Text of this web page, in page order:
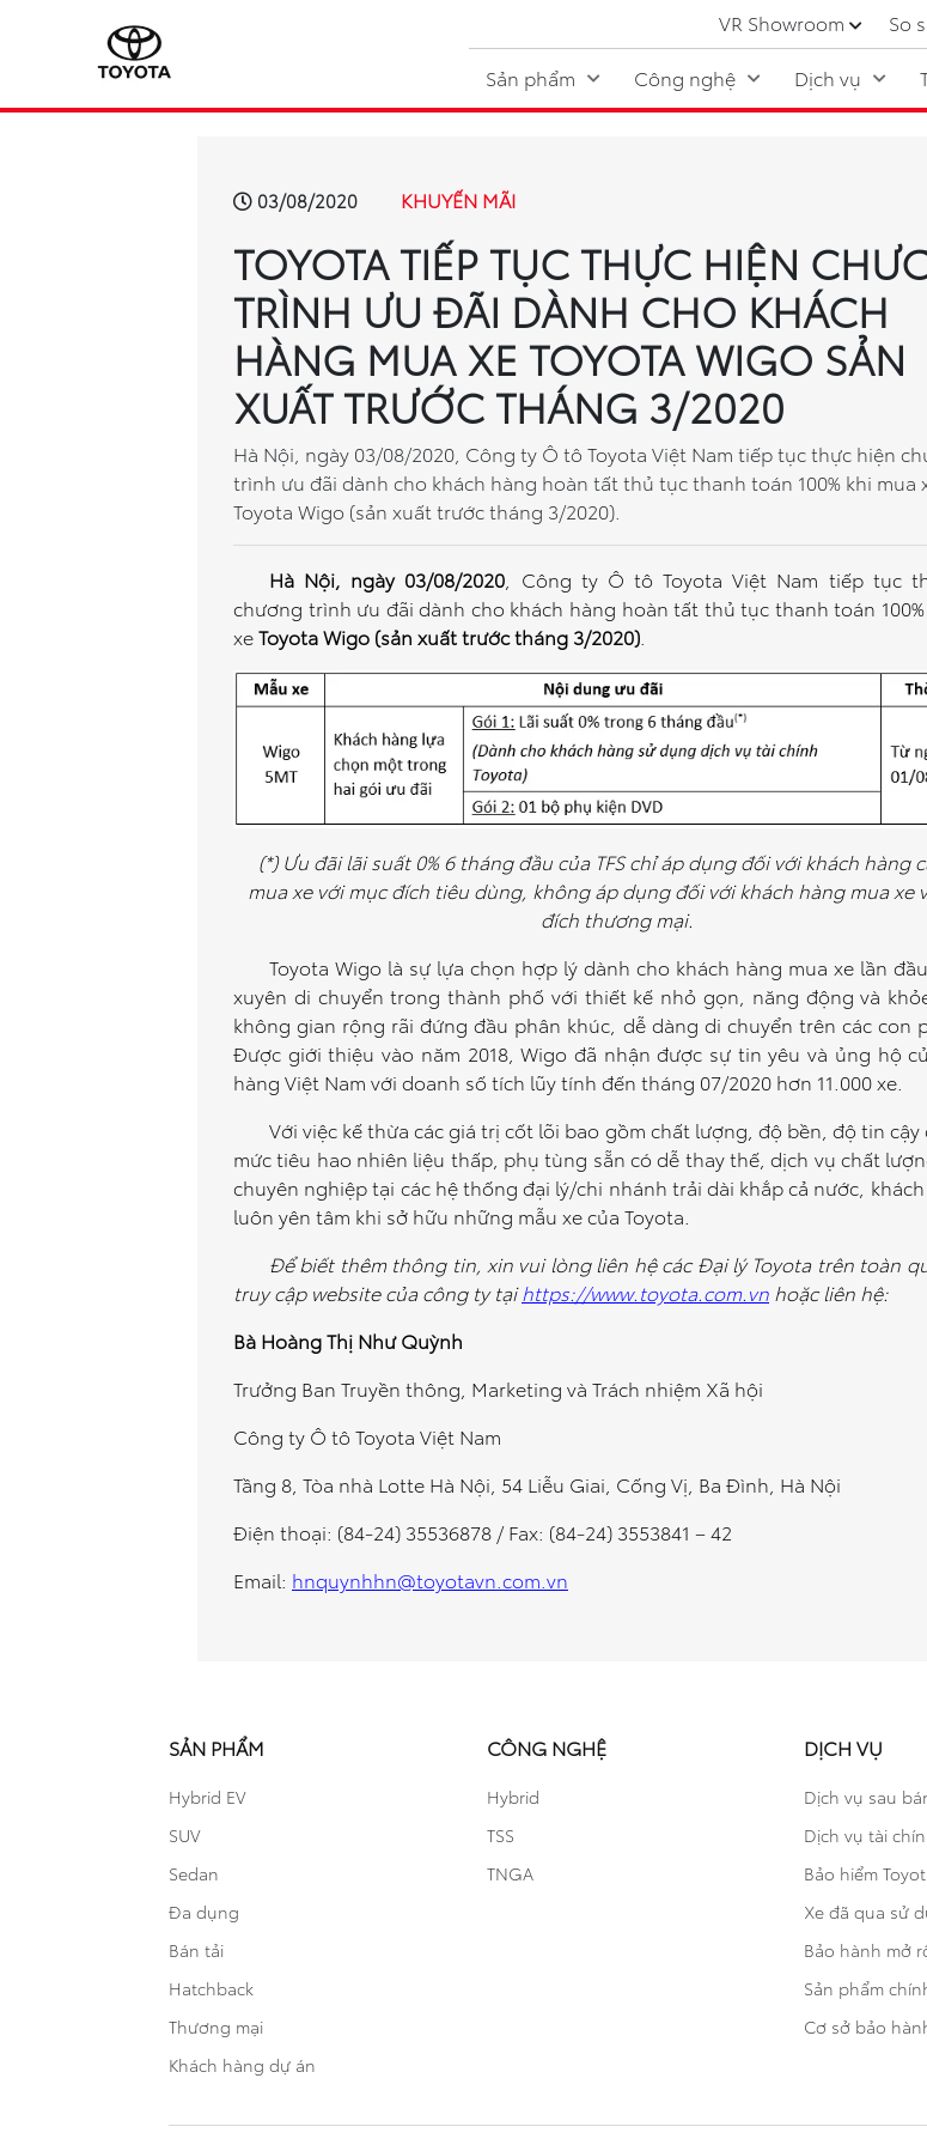
VR Showroom So
Sản phẩm
Công nghệ Dịch vụ
03/08/2020 KHUYẾN MÃI
TOYOTA TIẾP TỤC THỰC HIỆN
TRÌNH ƯU ĐÃI DÀNH CHO KHÁCH
HÀNG MUA XE TOYOTA WIGO SẢN
XUẤT TRƯỚC THÁNG 3/2020
Hà Nội, ngày 03/08/2020, Công ty Ô tô Toyota Việt Nam tiếp tục thực hiện
trình ưu đãi dành cho khách hàng hoàn tất thủ tục thanh toán 100% khi mua
Toyota Wigo (sản xuất trước tháng 3/2020).
Hà Nội, ngày 03/08/2020 , Công ty Ô tô Toyota Việt Nam tiếp tục
chương trình ưu đãi dành cho khách hàng hoàn tất thủ tục thanh toán
xeToyota Wigo (sản xuất trước tháng 3/2020)
(*) Ưu đãi lãi suất 0% 6 tháng đầu của TFS chỉ áp dụng đối với khách hàng
mua xe với mục đích tiêu dùng, không áp dụng đối với khách hàng mua xe
đích thương mại.
Toyota Wigo là sự lựa chọn hợp lý dành cho khách hàng mua xe lần
xuyên di chuyển trong thành phố với thiết kế nhỏ gọn, năng động và
không gian rộng rãi đứng đầu phân khúc, dễ dàng di chuyển trên các con
Được giới thiệu vào năm 2018, Wigo đã nhận được sự tin yêu và ủng hộ
hàng Việt Nam với doanh số tích lũy tính đến tháng 07/2020 hơn 11.000 xe.
Với việc kế thừa các giá trị cốt lõi bao gồm chất lượng, độ bền, độ tin cậy
mức tiêu hao nhiên liệu thấp, phụ tùng sẵn có dễ thay thế, dịch vụ chất
chuyên nghiệp tại các hệ thống đại lý/chi nhánh trải dài khắp cả nước,
luôn yên tâm khi sở hữu những mẫu xe của Toyota.
Để biết thêm thông tin, xin vui lòng liên hệ các Đại lý Toyota trên toàn
truy cập website của công ty tạihttps://www.toyota.com.vn hoặc liên hệ:
Bà Hoàng Thị Như Quỳnh
Trưởng Ban Truyền thông, Marketing và Trách nhiệm Xã hội
Công ty Ô tô Toyota Việt Nam
Tầng 8, Tòa nhà Lotte Hà Nội, 54 Liễu Giai, Cống Vị, Ba Đình, Hà Nội
Điện thoại: (84-24) 35536878 / Fax: (84-24) 3553841 – 42
Email: hnquynhhn@toyotavn.com.vn
SẢN PHẨM
Hybrid EV
SUV
Sedan
Đa dụng
Bán tải
Hatchback
Thương mại
Khách hàng dự án
CÔNG NGHỆ
Hybrid
TSS
TNGA
DỊCH VỤ
Dịch vụ sau
Dịch vụ tài
Bảo hiểm
Xe đã qua sử
Bảo hành mở
Sản phẩm
Cơ sở bảo